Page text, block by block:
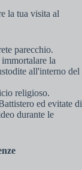
la tua visita al
parecchio.
la
all'interno del
religioso.
ed evitate di
durante le